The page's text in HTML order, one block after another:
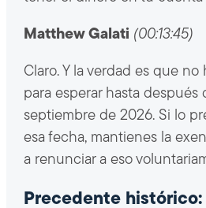
Matthew Galati (00:13:45)
Claro. Y la verdad es que
para esperar hasta después
septiembre de 2026. Si lo
esa fecha, mantienes la
a renunciar a eso
Precedente histórico: